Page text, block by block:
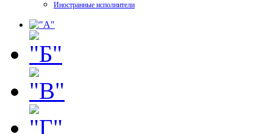
Иностранные исполнители